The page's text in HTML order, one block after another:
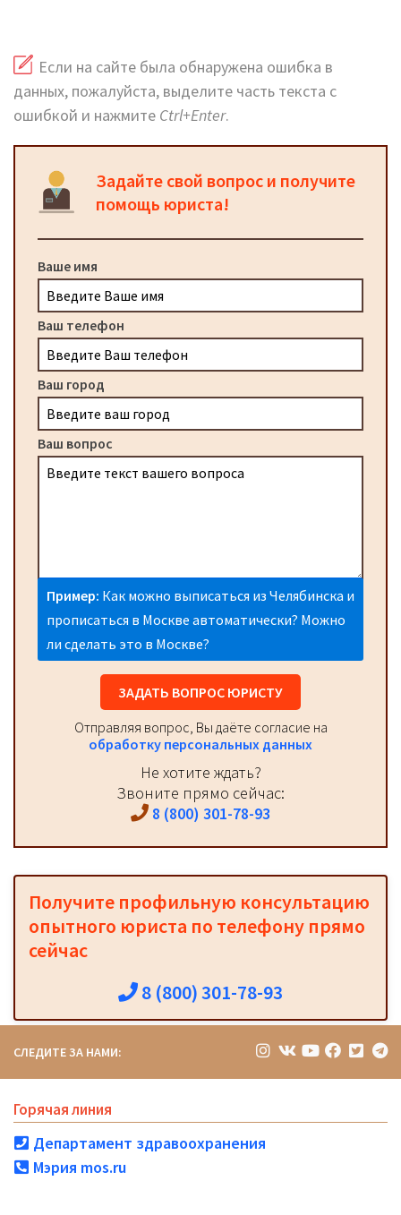
Если на сайте была обнаружена ошибка в
данных, пожалуйста, выделите часть текста с
ошибкой и нажмите Ctrl+Enter.
Задайте свой вопрос и получите
помощь юриста!
Ваше имя
Ваш телефон
Ваш город
Ваш вопрос
Пример: Как можно выписаться из Челябинска и
прописаться в Москве автоматически? Можно
ли сделать это в Москве?
ЗАДАТЬ ВОПРОС ЮРИСТУ
Отправляя вопрос, Вы даёте согласие на
обработку персональных данных
Не хотите ждать?
Звоните прямо сейчас:
8 (800) 301-78-93
Получите профильную консультацию
опытного юриста по телефону прямо
сейчас
8 (800) 301-78-93
СЛЕДИТЕ ЗА НАМИ:
Горячая линия
Департамент здравоохранения
Мэрия mos.ru